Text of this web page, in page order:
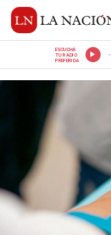
ESCUCHÁ
TU RADIO
PREFERIDA